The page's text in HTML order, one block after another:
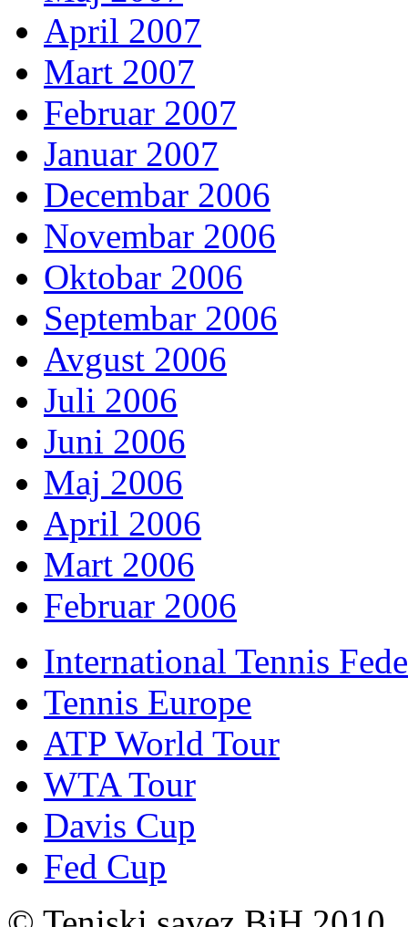
April 2007
Mart 2007
Februar 2007
Januar 2007
Decembar 2006
Novembar 2006
Oktobar 2006
Septembar 2006
Avgust 2006
Juli 2006
Juni 2006
Maj 2006
April 2006
Mart 2006
Februar 2006
International Tennis
Tennis Europe
ATP World Tour
WTA Tour
Davis Cup
Fed Cup